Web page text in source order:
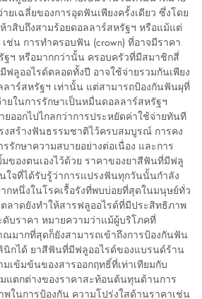
ยเฉลี่ยของการอุดฟันเพียงครั้งเดียว ซึ่งโดย
าสิบถึงสามร้อยดอลลาร์สหรัฐฯ หรือแม้แต่
น การทำครอบฟัน (crown) ที่อาจมีราคา
ฯ หรือมากกว่านั้น ครอบครัวที่มีสมาชิกสี่
ลูออไรด์ตลอดทั้งปี อาจใช้จ่ายรวมกันเพียง
าร์สหรัฐฯ เท่านั้น แต่สามารถป้องกันฟันผุที่
ยในการรักษาเป็นหมื่นดอลลาร์สหรัฐฯ
ออกไปไกลกว่าการประหยัดค่าใช้จ่ายทันที
งสร้างฟันธรรมชาติไว้ครบสมบูรณ์ การคง
รักษาความสบายอย่างต่อเนื่อง และการ
ของตนเองไว้ด้วย ราคาของยาสีฟันที่มีฟลู
ใจที่ได้รับรู้ว่าการแปรงฟันทุกวันนั้นกำลัง
หนึ่งในโรคเรื้อรังที่พบบ่อยที่สุดในมนุษย์ทั่ว
ลาดยังทำให้สารฟลูออไรด์ที่มีประสิทธิภาพ
บราคา หมายความว่าแม้ผู้บริโภคที่
ณมากที่สุดก็ยังสามารถเข้าถึงการป้องกันฟัน
นิกได้ ยาสีฟันที่มีฟลูออไรด์ของแบรนด์ร้าน
มเข้มข้นของสารออกฤทธิ์ที่เท่าเทียมกับ
แตกต่างของราคาสะท้อนต้นทุนด้านการ
ในการป้องกัน ความโปร่งใสด้านราคาเช่น